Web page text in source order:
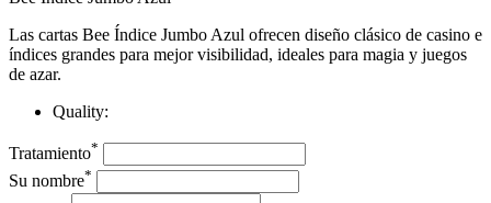
Las cartas Bee Índice Jumbo Azul ofrecen diseño clásico de casino e
índices grandes para mejor visibilidad, ideales para magia y juegos
de azar.
Quality:
Tratamiento*
Su nombre*